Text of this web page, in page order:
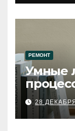
РЕМОНТ
Умные
28